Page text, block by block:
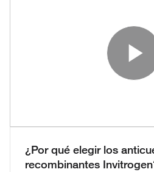
¿Por qué elegir los
recombinantes